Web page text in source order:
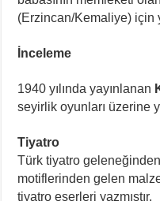
(Erzincan/Kemaliye) için
İnceleme
1940 yılında yayınlanan
seyirlik oyunları üzerine
Tiyatro
Türk tiyatro
motiflerinden gelen
tiyatro eserleri yazmıştır.